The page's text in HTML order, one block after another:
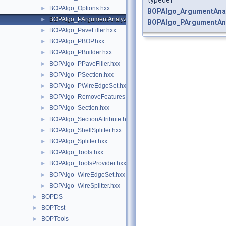
► BOPAlgo_Options.hxx
► BOPAlgo_PArgumentAnalyzer.hxx
► BOPAlgo_PaveFiller.hxx
► BOPAlgo_PBOP.hxx
► BOPAlgo_PBuilder.hxx
► BOPAlgo_PPaveFiller.hxx
► BOPAlgo_PSection.hxx
► BOPAlgo_PWireEdgeSet.hxx
► BOPAlgo_RemoveFeatures.hxx
► BOPAlgo_Section.hxx
► BOPAlgo_SectionAttribute.hxx
► BOPAlgo_ShellSplitter.hxx
► BOPAlgo_Splitter.hxx
► BOPAlgo_Tools.hxx
► BOPAlgo_ToolsProvider.hxx
► BOPAlgo_WireEdgeSet.hxx
► BOPAlgo_WireSplitter.hxx
► BOPDS
► BOPTest
► BOPTools